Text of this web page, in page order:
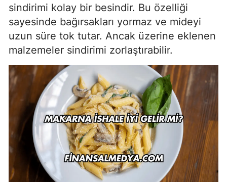
sindirimi kolay bir besindir. Bu özelliği
sayesinde bağırsakları yormaz ve mideyi
uzun süre tok tutar. Ancak üzerine eklenen
malzemeler sindirimi zorlaştırabilir.